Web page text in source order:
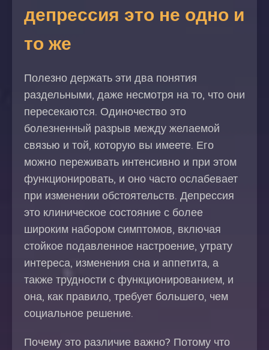
депрессия это не одно и
то же
Полезно держать эти два понятия
раздельными, даже несмотря на то, что они
пересекаются. Одиночество это
болезненный разрыв между желаемой
связью и той, которую вы имеете. Его
можно переживать интенсивно и при этом
функционировать, и оно часто ослабевает
при изменении обстоятельств. Депрессия
это клиническое состояние с более
широким набором симптомов, включая
стойкое подавленное настроение, утрату
интереса, изменения сна и аппетита, а
также трудности с функционированием, и
она, как правило, требует большего, чем
социальное решение.
Почему это различие важно? Потому что